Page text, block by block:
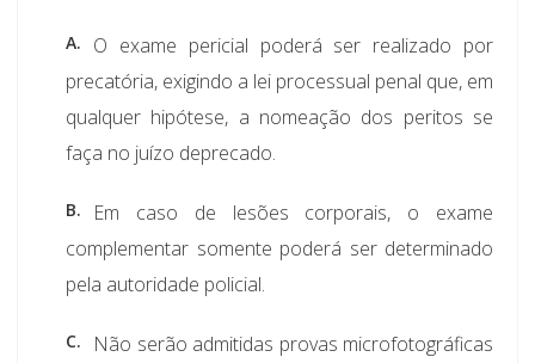
A.
O exame pericial poderá ser realizado por
precatória, exigindo a lei processual penal que, em
qualquer hipótese, a nomeação dos peritos se
faça no juízo deprecado.
B.
Em caso de lesões corporais, o exame
complementar somente poderá ser determinado
pela autoridade policial.
C. Não serão admitidas provas microfotográficas